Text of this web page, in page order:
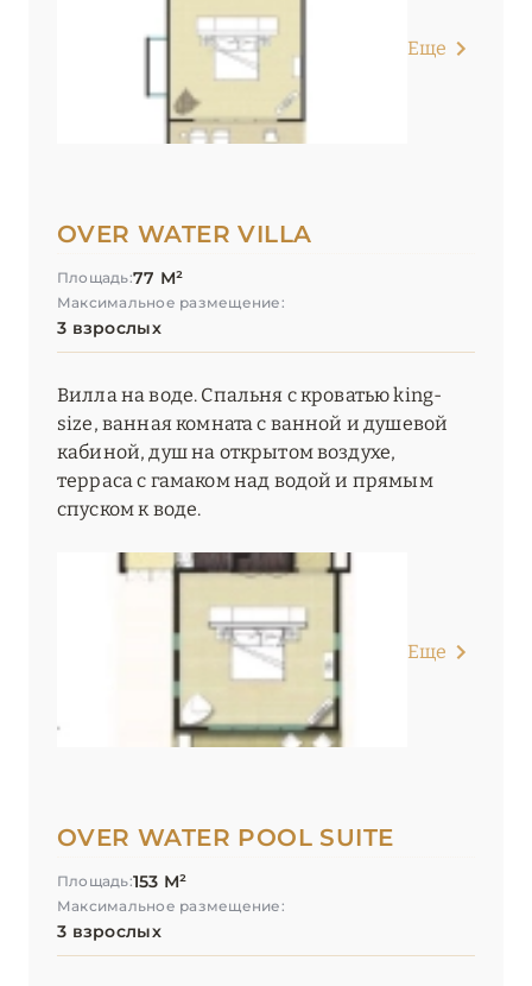
Еще
OVER WATER VILLA
Площадь:77 М²
Максимальное размещение:
3 взрослых
Вилла на воде. Спальня с кроватью king-
size, ванная комната с ванной и душевой
кабиной, душ на открытом воздухе,
терраса с гамаком над водой и прямым
спуском к воде.
Еще
OVER WATER POOL SUITE
Площадь:153 М²
Максимальное размещение:
3 взрослых